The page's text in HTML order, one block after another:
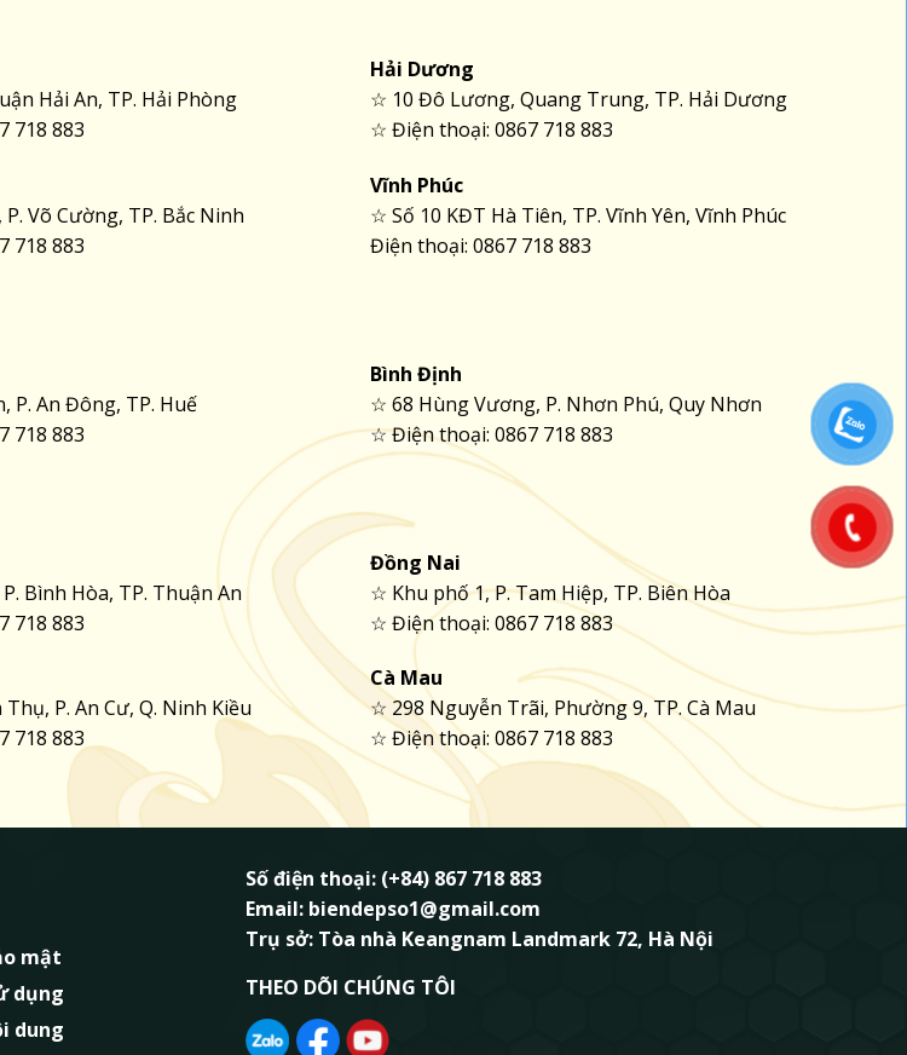
Hải An, TP. Hải Phòng
718 883
Võ Cường, TP. Bắc Ninh
718 883
Hải Dương
☆ 10 Đô Lương, Quang Trung, TP. Hải Dương
☆ Điện thoại: 0867 718 883
Vĩnh Phúc
☆ Số 10 KĐT Hà Tiên, TP. Vĩnh Yên, Vĩnh Phúc
Điện thoại: 0867 718 883
P. An Đông, TP. Huế
718 883
Bình Định
☆ 68 Hùng Vương, P. Nhơn Phú, Quy Nhơn
☆ Điện thoại: 0867 718 883
Bình Hòa, TP. Thuận An
718 883
P. An Cư, Q. Ninh Kiều
718 883
Đồng Nai
☆ Khu phố 1, P. Tam Hiệp, TP. Biên Hòa
☆ Điện thoại: 0867 718 883
Cà Mau
☆ 298 Nguyễn Trãi, Phường 9, TP. Cà Mau
☆ Điện thoại: 0867 718 883
mật
dụng
dung
Số điện thoại: (+84) 867 718 883
Email: biendepso1@gmail.com
Trụ sở: Tòa nhà Keangnam Landmark 72, Hà Nội
THEO DÕI CHÚNG TÔI